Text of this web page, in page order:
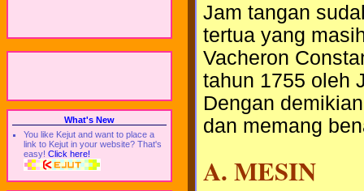
What's New
You like Kejut and want to place a
link to Kejut in your website? That's
easy! Click here!
Jam tangan
tertua yang
Vacheron
tahun 1755 oleh
Dengan
dan memang
A. MESIN